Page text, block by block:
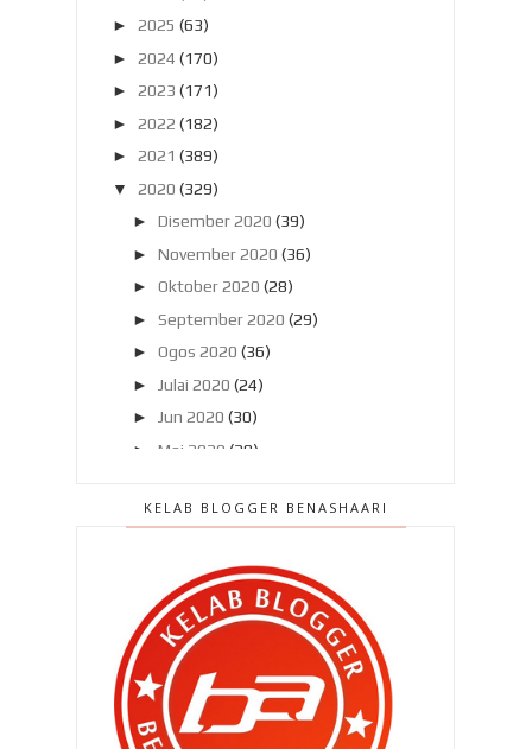
► 2025 (63)
► 2024 (170)
► 2023 (171)
► 2022 (182)
► 2021 (389)
▼
2020 (329)
► Disember 2020 (39)
► November 2020 (36)
► Oktober 2020 (28)
► September 2020 (29)
► Ogos 2020 (36)
►
Julai 2020 (24)
► Jun 2020 (30)
► Mei 2020 (28)
▼ Mac 2020 (23)
hentam dek netizen...
Hari 10 & 11 : Pakej Rangsangan dan
Roti Gardenia
Hari 8 & 9 : Mulai terasa kesan
buruk..
KELAB BLOGGER BENASHAARI